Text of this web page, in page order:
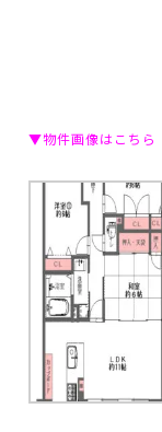
▼物件画像はこちら